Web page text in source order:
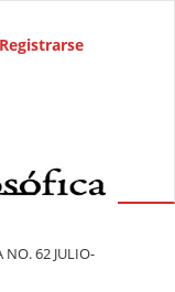
Registrarse
NO. 62 JULIO-